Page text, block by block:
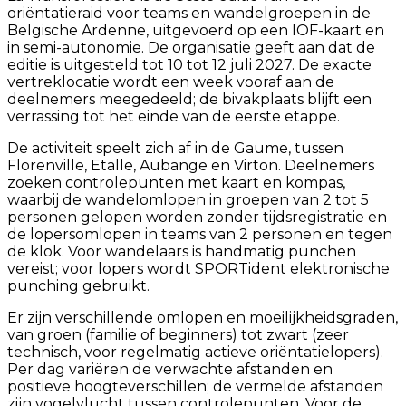
oriëntatieraid voor teams en wandelgroepen in de
Belgische Ardenne, uitgevoerd op een IOF-kaart en
in semi-autonomie. De organisatie geeft aan dat de
editie is uitgesteld tot 10 tot 12 juli 2027. De exacte
vertreklocatie wordt een week vooraf aan de
deelnemers meegedeeld; de bivakplaats blijft een
verrassing tot het einde van de eerste etappe.
De activiteit speelt zich af in de Gaume, tussen
Florenville, Etalle, Aubange en Virton. Deelnemers
zoeken controlepunten met kaart en kompas,
waarbij de wandelomlopen in groepen van 2 tot 5
personen gelopen worden zonder tijdsregistratie en
de lopersomlopen in teams van 2 personen en tegen
de klok. Voor wandelaars is handmatig punchen
vereist; voor lopers wordt SPORTident elektronische
punching gebruikt.
Er zijn verschillende omlopen en moeilijkheidsgraden,
van groen (familie of beginners) tot zwart (zeer
technisch, voor regelmatig actieve oriëntatielopers).
Per dag variëren de verwachte afstanden en
positieve hoogteverschillen; de vermelde afstanden